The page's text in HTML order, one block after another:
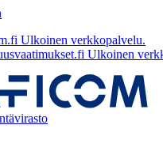
Ulkoinen verkkopalvelu.
Ulkoinen